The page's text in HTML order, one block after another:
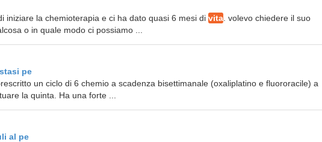
iniziare la chemioterapia e ci ha dato quasi 6 mesi di vita . volevo chiedere il suo
o in quale modo ci possiamo ...
pe
un ciclo di 6 chemio a scadenza bisettimanale (oxaliplatino e fluororacile) a
la quinta. Ha una forte ...
al pe